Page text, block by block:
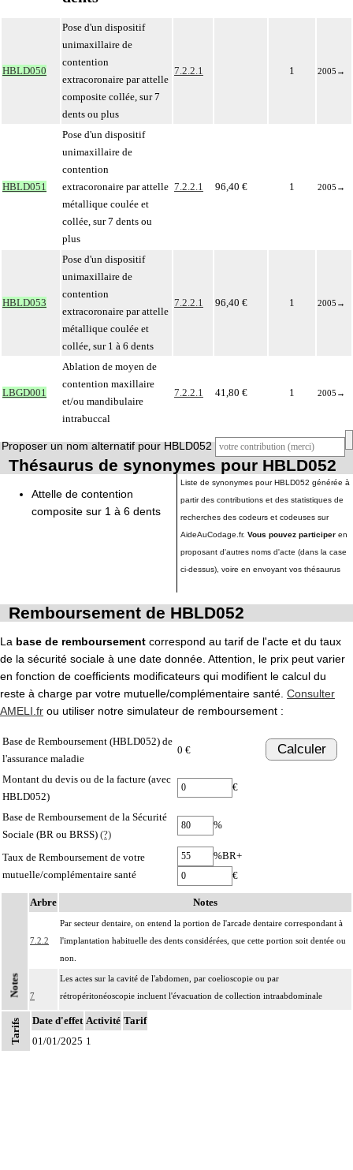
HBLD050
Pose d'un dispositif
unimaxillaire de
contention
extracoronaire par attelle
composite collée, sur 7
dents ou plus
7.2.2.1 1 2005 →
HBLD051
Pose d'un dispositif
unimaxillaire de
contention
extracoronaire par attelle
métallique coulée et
collée, sur 7 dents ou
plus
7.2.2.1 96,40 € 1 2005 →
HBLD053
Pose d'un dispositif
unimaxillaire de
contention
extracoronaire par attelle
métallique coulée et
collée, sur 1 à 6 dents
7.2.2.1 96,40 € 1 2005 →
LBGD001
Ablation de moyen de
contention maxillaire
et/ou mandibulaire
intrabuccal
7.2.2.1 41,80 € 1 2005 →
Proposer un nom alternatif pour HBLD052
Thésaurus de synonymes pour HBLD052
Attelle de contention
composite sur 1 à 6 dents
Liste de synonymes pour HBLD052 générée à
partir des contributions et des statistiques de
recherches des codeurs et codeuses sur
AideAuCodage.fr. Vous pouvez participer en
proposant d'autres noms d'acte (dans la case
ci-dessus), voire en envoyant vos thésaurus
Remboursement de HBLD052
La base de remboursement correspond au tarif de l'acte et du taux
de la sécurité sociale à une date donnée. Attention, le prix peut varier
en fonction de coefficients modificateurs qui modifient le calcul du
reste à charge par votre mutuelle/complémentaire santé. Consulter
AMELI.fr ou utiliser notre simulateur de remboursement :
Base de Remboursement (HBLD052) de
l'assurance maladie
0 € Calculer
Montant du devis ou de la facture (avec
HBLD052)
€
Base de Remboursement de la Sécurité
Sociale (BR ou BRSS) (?)
%
Taux de Remboursement de votre
mutuelle/complémentaire santé
%BR+
€
Notes
Arbre Notes
7.2.2
Par secteur dentaire, on entend la portion de l'arcade dentaire correspondant à
l'implantation habituelle des dents considérées, que cette portion soit dentée ou
non.
7
Les actes sur la cavité de l'abdomen, par coelioscopie ou par
rétropéritonéoscopie incluent l'évacuation de collection intraabdominale
associée, la toilette péritonéale et/ou la pose de drain.
Les actes sur la cavité de l'abdomen, par abord direct incluent l'évacuation de
Tarifs Date d'effet Activité Tarif
01/01/2025 1